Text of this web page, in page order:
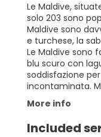
Le Maldive,
solo 203 sono
Maldive sono
e turchese, la
Le Maldive sono
blu scuro con
soddisfazione
incontaminata.
More info
Included